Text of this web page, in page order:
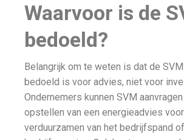
Waarvoor is de
bedoeld?
Belangrijk om te weten is dat de
bedoeld is voor advies, niet voor
Ondernemers kunnen SVM
opstellen van een energieadvies
verduurzamen van het bedrijfspand